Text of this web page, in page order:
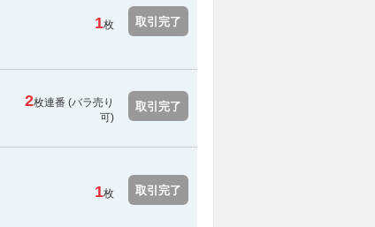
1枚 取引完了
2枚連番 (バラ売り
可)
取引完了
1枚 取引完了